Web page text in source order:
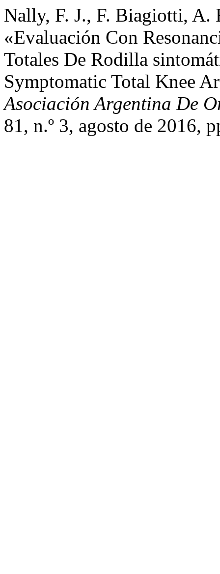
Nally, F. J., F. Biagiotti, A.
«Evaluación Con
Totales De Rodilla
Symptomatic Total Knee
Asociación Argentina De
81, n.º 3, agosto de 2016,